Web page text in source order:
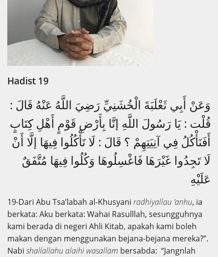
Hadist 19
وَعَنْ أَبِي ثَعْلَبَةَ الْخُشَنِيِّ رَضِيَ اللَّهُ عَنْهُ قَالَ :
قُلْت : يَا رَسُولَ اللَّهِ إنَّا بِأَرْضِ قَوْمٍ أَهْلِ كِتَابٍ
أَفَنَأْكُلُ فِي آنِيَتِهِمْ ؟ قَالَ : لَا تَأْكُلُوا فِيهَا إلَّا أَنْ
لَا تَجِدُوا غَيْرَهَا فَاغْسِلُوهَا وَكُلُوا فِيهَا مُتَّفَقٌ
عَلَيْهِ
19-Dari Abu Tsa’labah al-Khusyani radhiyallau ‘anhu, ia
berkata: Aku berkata: Wahai Rasulllah, sesungguhnya
kami berada di negeri Ahli Kitab, apakah kami boleh
makan dengan menggunakan bejana-bejana mereka?”.
Nabi shallallahu alaihi wasallam bersabda: “Jangnlah